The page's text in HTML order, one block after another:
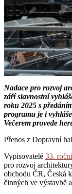
Nadace pro rozvoj
září slavnostní
roku 2025 s
programu je i
Večerem provede
Přenos z Dopravní
Vypisovatelé 33.
pro rozvoj
obchodu ČR, Česká
činných ve výstavbě